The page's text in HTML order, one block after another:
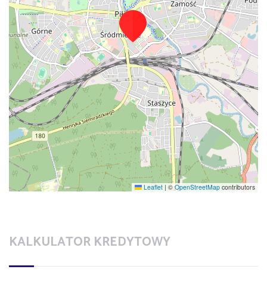
Leaflet | ©OpenStreetMap contributors
KALKULATOR KREDYTOWY